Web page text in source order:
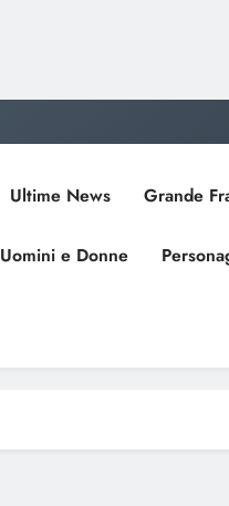
Ultime News Grande
Uomini e Donne